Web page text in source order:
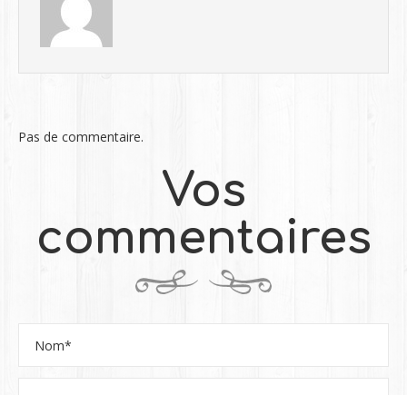
Pas de commentaire.
Vos
commentaires